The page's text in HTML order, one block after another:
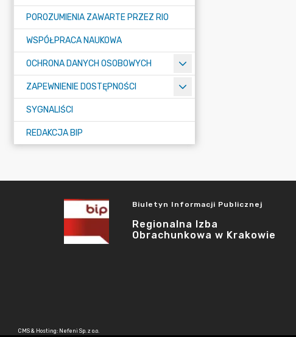
POROZUMIENIA ZAWARTE PRZEZ RIO
WSPÓŁPRACA NAUKOWA
OCHRONA DANYCH OSOBOWYCH
ZAPEWNIENIE DOSTĘPNOŚCI
SYGNALIŚCI
REDAKCJA BIP
Biuletyn Informacji Publicznej
Regionalna Izba
Obrachunkowa w Krakowie
CMS & Hosting: Nefeni Sp. z o.o.